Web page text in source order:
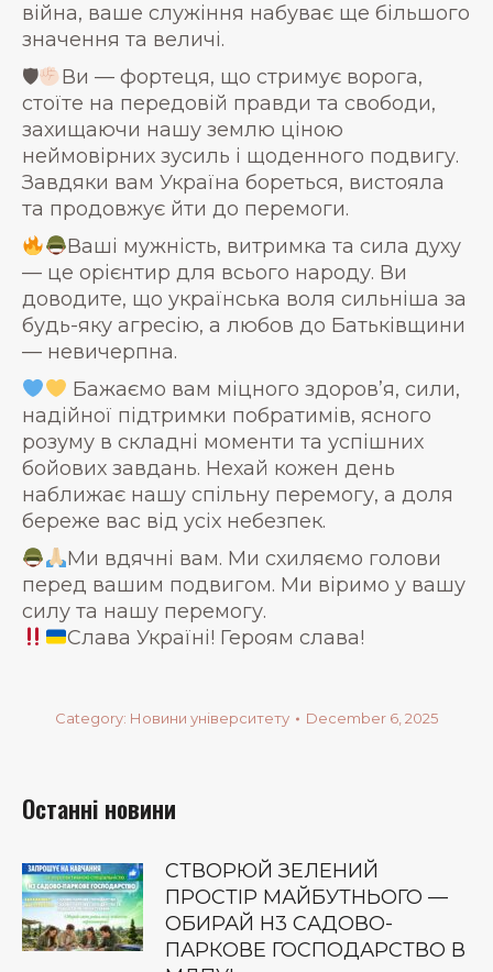
війна, ваше служіння набуває ще більшого
значення та величі.
🛡
Ви — фортеця, що стримує ворога,
стоїте на передовій правди та свободи,
захищаючи нашу землю ціною
неймовірних зусиль і щоденного подвигу.
Завдяки вам Україна бореться, вистояла
та продовжує йти до перемоги.
Ваші мужність, витримка та сила духу
— це орієнтир для всього народу. Ви
доводите, що українська воля сильніша за
будь-яку агресію, а любов до Батьківщини
— невичерпна.
Бажаємо вам міцного здоров’я, сили,
надійної підтримки побратимів, ясного
розуму в складні моменти та успішних
бойових завдань. Нехай кожен день
наближає нашу спільну перемогу, а доля
береже вас від усіх небезпек.
Ми вдячні вам. Ми схиляємо голови
перед вашим подвигом. Ми віримо у вашу
силу та нашу перемогу.
Слава Україні! Героям слава!
Category: Новини університету December 6, 2025
Останні новини
СТВОРЮЙ ЗЕЛЕНИЙ
ПРОСТІР МАЙБУТНЬОГО —
ОБИРАЙ Н3 САДОВО-
ПАРКОВЕ ГОСПОДАРСТВО В